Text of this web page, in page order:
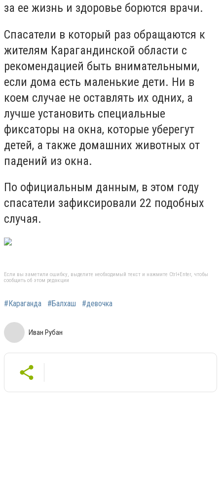
за ее жизнь и здоровье борются врачи.
Спасатели в который раз обращаются к
жителям Карагандинской области с
рекомендацией быть внимательными,
если дома есть маленькие дети. Ни в
коем случае не оставлять их одних, а
лучше установить специальные
фиксаторы на окна, которые уберегут
детей, а также домашних животных от
падений из окна.
По официальным данным, в этом году
спасатели зафиксировали 22 подобных
случая.
Если вы заметили ошибку, выделите необходимый текст и нажмите Ctrl+Enter, чтобы
сообщить об этом редакции
#Караганда #Балхаш #девочка
Иван Рубан